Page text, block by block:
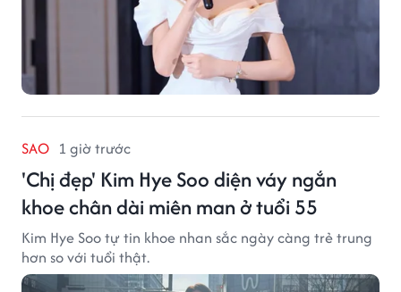
SAO 1 giờ trước
'Chị đẹp' Kim Hye Soo diện váy ngắn
khoe chân dài miên man ở tuổi 55
Kim Hye Soo tự tin khoe nhan sắc ngày càng trẻ trung
hơn so với tuổi thật.